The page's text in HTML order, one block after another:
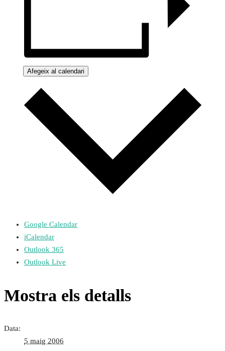
Afegeix al calendari
Google Calendar
iCalendar
Outlook 365
Outlook Live
Mostra els detalls
Data:
5 maig 2006